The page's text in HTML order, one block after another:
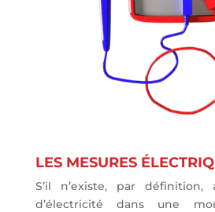
LES MESURES
S’il n’existe, par définition,
d’électricité dans une